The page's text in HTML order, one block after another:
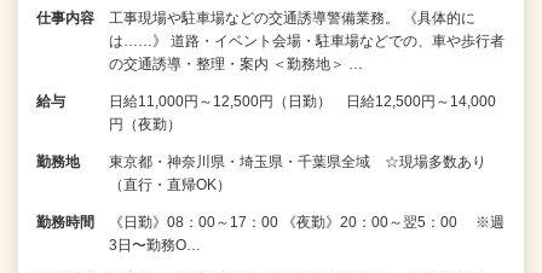
仕事内容
工事現場や駐車場などの交通誘導警備業務。 《具体的に
は……》 道路・イベント会場・駐車場などでの、車や歩行者
の交通誘導・整理・案内 ＜勤務地＞ …
給与
日給11,000円～12,500円（日勤） 日給12,500円～14,000
円（夜勤）
勤務地
東京都・神奈川県・埼玉県・千葉県全域 ☆現場多数あり
（直行・直帰OK）
勤務時間
《日勤》08：00～17：00 《夜勤》20：00～翌5：00 ※週
3日〜勤務O…